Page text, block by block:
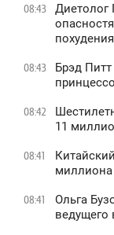
08:43
Диетолог
похудения
08:43
Брэд
08:42
11
08:41
миллиона
08:41
Ольга
ведущего